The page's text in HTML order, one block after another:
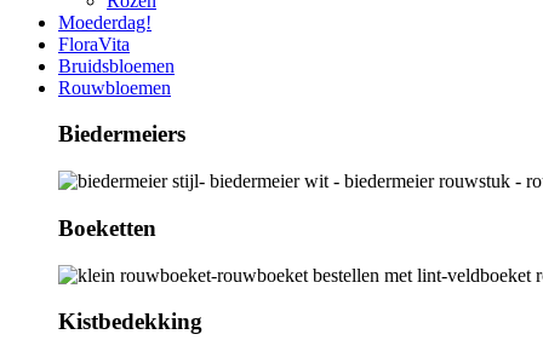
Moederdag!
FloraVita
Bruidsbloemen
Rouwbloemen
Biedermeiers
Boeketten
Kistbedekking